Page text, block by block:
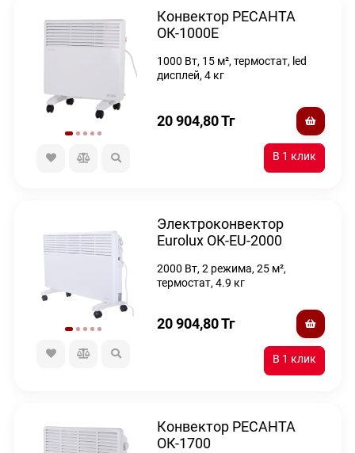
Конвектор РЕСАНТА
ОК-1000Е
1000 Вт, 15 м², термостат, led
дисплей, 4 кг
20 904,80Тг
Электроконвектор
Eurolux ОК-EU-2000
2000 Вт, 2 режима, 25 м²,
термостат, 4.9 кг
20 904,80Тг
Конвектор РЕСАНТА
ОК-1700